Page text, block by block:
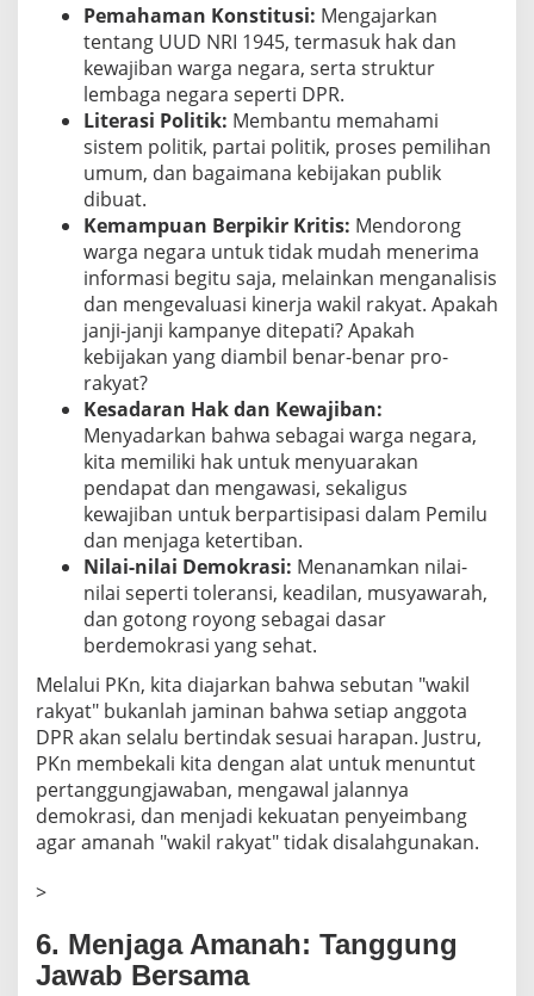
Pemahaman Konstitusi: Mengajarkan
tentang UUD NRI 1945, termasuk hak dan
kewajiban warga negara, serta struktur
lembaga negara seperti DPR.
Literasi Politik: Membantu memahami
sistem politik, partai politik, proses pemilihan
umum, dan bagaimana kebijakan publik
dibuat.
Kemampuan Berpikir Kritis: Mendorong
warga negara untuk tidak mudah menerima
informasi begitu saja, melainkan menganalisis
dan mengevaluasi kinerja wakil rakyat. Apakah
janji-janji kampanye ditepati? Apakah
kebijakan yang diambil benar-benar pro-
rakyat?
Kesadaran Hak dan Kewajiban:
Menyadarkan bahwa sebagai warga negara,
kita memiliki hak untuk menyuarakan
pendapat dan mengawasi, sekaligus
kewajiban untuk berpartisipasi dalam Pemilu
dan menjaga ketertiban.
Nilai-nilai Demokrasi: Menanamkan nilai-
nilai seperti toleransi, keadilan, musyawarah,
dan gotong royong sebagai dasar
berdemokrasi yang sehat.
Melalui PKn, kita diajarkan bahwa sebutan "wakil
rakyat" bukanlah jaminan bahwa setiap anggota
DPR akan selalu bertindak sesuai harapan. Justru,
PKn membekali kita dengan alat untuk menuntut
pertanggungjawaban, mengawal jalannya
demokrasi, dan menjadi kekuatan penyeimbang
agar amanah "wakil rakyat" tidak disalahgunakan.
>
6. Menjaga Amanah: Tanggung
Jawab Bersama